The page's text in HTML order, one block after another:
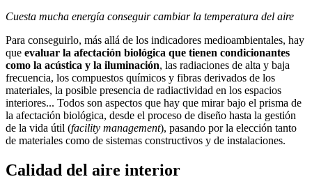
Cuesta mucha energía conseguir cambiar la temperatura del aire
Para conseguirlo, más allá de los indicadores medioambientales, hay
que evaluar la afectación biológica que tienen condicionantes
como la acústica y la iluminación, las radiaciones de alta y baja
frecuencia, los compuestos químicos y fibras derivados de los
materiales, la posible presencia de radiactividad en los espacios
interiores... Todos son aspectos que hay que mirar bajo el prisma de
la afectación biológica, desde el proceso de diseño hasta la gestión
de la vida útil (facility management), pasando por la elección tanto
de materiales como de sistemas constructivos y de instalaciones.
Calidad del aire interior